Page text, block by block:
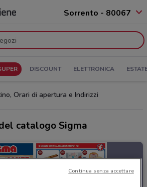
Sorrento - 80067
DISCOUNT ELETTRONICA
Orari di apertura e Indirizzi
catalogo Sigma
Continua senza accettare